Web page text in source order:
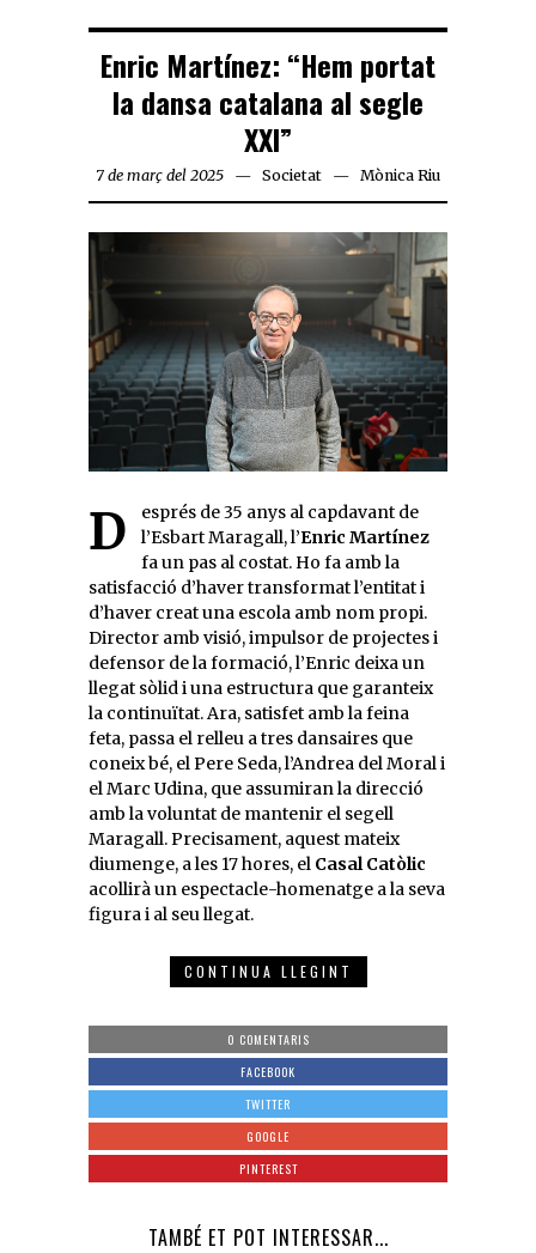
Enric Martínez: “Hem portat
la dansa catalana al segle
XXI”
7 de març del 2025 Societat Mònica Riu
Després de 35 anys al capdavant de l’Esbart Maragall, l’Enric Martínez
fa un pas al costat. Ho fa amb la
satisfacció d’haver transformat l’entitat i
d’haver creat una escola amb nom propi.
Director amb visió, impulsor de projectes i
defensor de la formació, l’Enric deixa un
llegat sòlid i una estructura que garanteix
la continuïtat. Ara, satisfet amb la feina
feta, passa el relleu a tres dansaires que
coneix bé, el Pere Seda, l’Andrea del Moral i
el Marc Udina, que assumiran la direcció
amb la voluntat de mantenir el segell
Maragall. Precisament, aquest mateix
diumenge, a les 17 hores, el Casal Catòlic
acollirà un espectacle-homenatge a la seva
figura i al seu llegat.
CONTINUA LLEGINT
0 COMENTARIS
FACEBOOK
TWITTER
GOOGLE
PINTEREST
TAMBÉ ET POT INTERESSAR...